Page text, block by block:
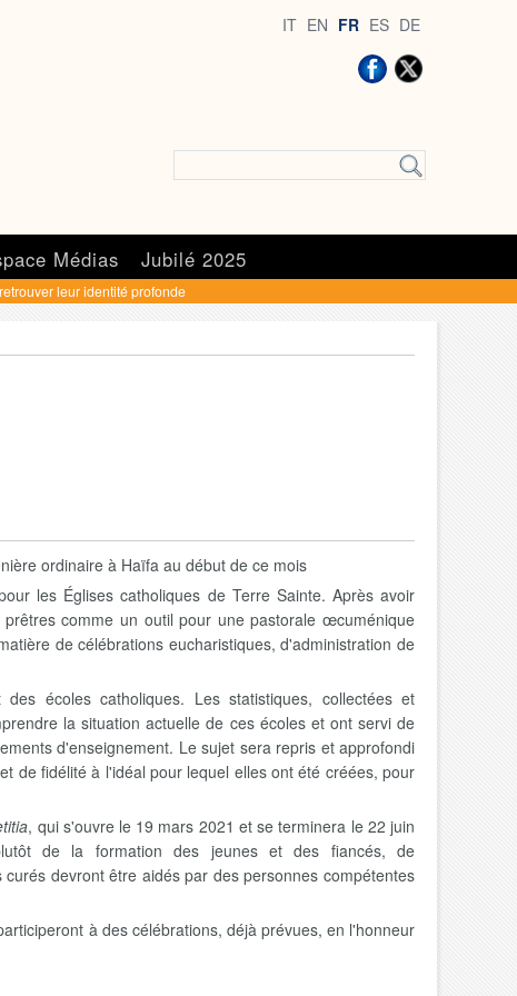
IT EN FR ES DE
Médias Jubilé 2025
leur identité profonde
ordinaire à Haïfa au début de ce mois
les Églises catholiques de Terre Sainte. Après avoir
comme un outil pour une pastorale œcuménique
de célébrations eucharistiques, d'administration de
des écoles catholiques. Les statistiques, collectées et
la situation actuelle de ces écoles et ont servi de
d'enseignement. Le sujet sera repris et approfondi
de fidélité à l'idéal pour lequel elles ont été créées, pour
, qui s'ouvre le 19 mars 2021 et se terminera le 22 juin
de la formation des jeunes et des fiancés, de
devront être aidés par des personnes compétentes
à des célébrations, déjà prévues, en l'honneur